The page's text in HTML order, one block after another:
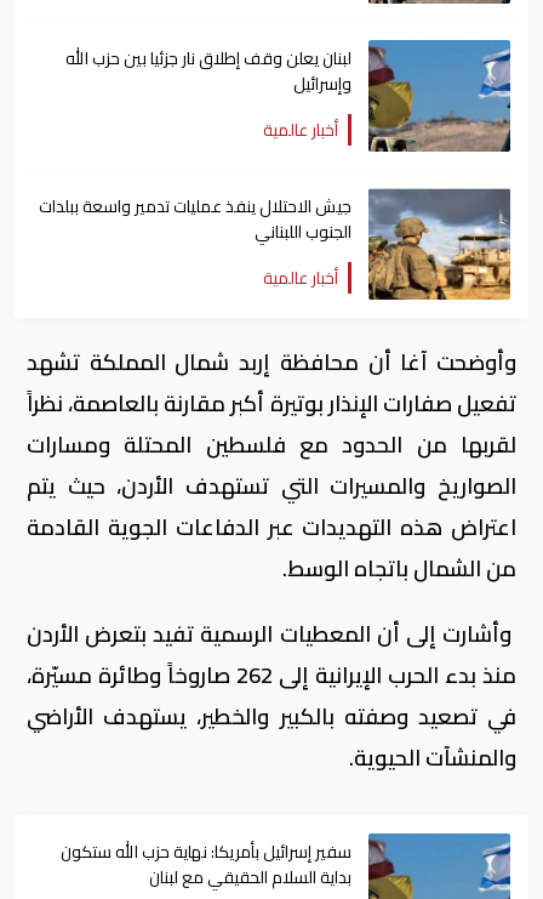
لبنان يعلن وقف إطلاق نار جزئيا بين حزب الله
وإسرائيل
أخبار عالمية
جيش الاحتلال ينفذ عمليات تدمير واسعة ببلدات
الجنوب اللبناني
أخبار عالمية
وأوضحت آغا أن محافظة إربد شمال المملكة تشهد
تفعيل صفارات الإنذار بوتيرة أكبر مقارنة بالعاصمة، نظراً
لقربها من الحدود مع فلسطين المحتلة ومسارات
الصواريخ والمسيرات التي تستهدف الأردن، حيث يتم
اعتراض هذه التهديدات عبر الدفاعات الجوية القادمة
من الشمال باتجاه الوسط.
وأشارت إلى أن المعطيات الرسمية تفيد بتعرض الأردن
منذ بدء الحرب الإيرانية إلى 262 صاروخاً وطائرة مسيّرة،
في تصعيد وصفته بالكبير والخطير، يستهدف الأراضي
والمنشآت الحيوية.
سفير إسرائيل بأمريكا: نهاية حزب الله ستكون
بداية السلام الحقيقي مع لبنان